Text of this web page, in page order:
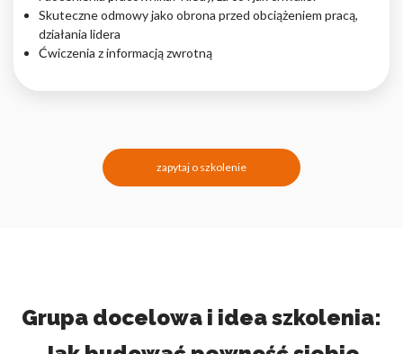
Skuteczne odmowy jako obrona przed obciążeniem pracą,
działania lidera
Ćwiczenia z informacją zwrotną
zapytaj o szkolenie
Grupa docelowa i idea szkolenia: